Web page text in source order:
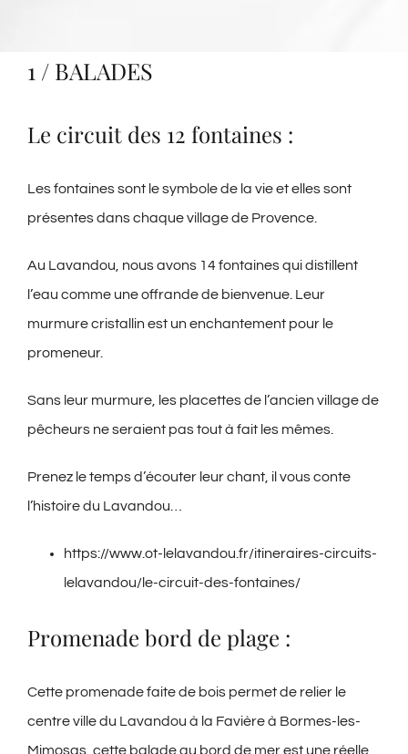
1 / BALADES
Le circuit des 12 fontaines :
Les fontaines sont le symbole de la vie et elles sont
présentes dans chaque village de Provence.
Au Lavandou, nous avons 14 fontaines qui distillent
l’eau comme une offrande de bienvenue. Leur
murmure cristallin est un enchantement pour le
promeneur.
Sans leur murmure, les placettes de l’ancien village de
pêcheurs ne seraient pas tout à fait les mêmes.
Prenez le temps d’écouter leur chant, il vous conte
l’histoire du Lavandou…
https://www.ot-lelavandou.fr/itineraires-circuits-
lelavandou/le-circuit-des-fontaines/
Promenade bord de plage :
Cette promenade faite de bois permet de relier le
centre ville du Lavandou à la Favière à Bormes-les-
Mimosas, cette balade au bord de mer est une réelle